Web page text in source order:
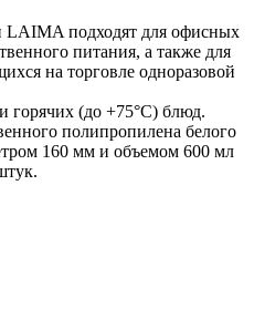
LAIMA подходят для офисных
питания, а также для
на торговле одноразовой
горячих (до +75°С) блюд.
полипропилена белого
160 мм и объемом 600 мл